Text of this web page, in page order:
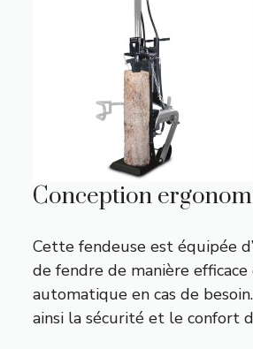
Conception
Cette fendeuse est équipée
de fendre de manière
automatique en cas de
ainsi la sécurité et le confort